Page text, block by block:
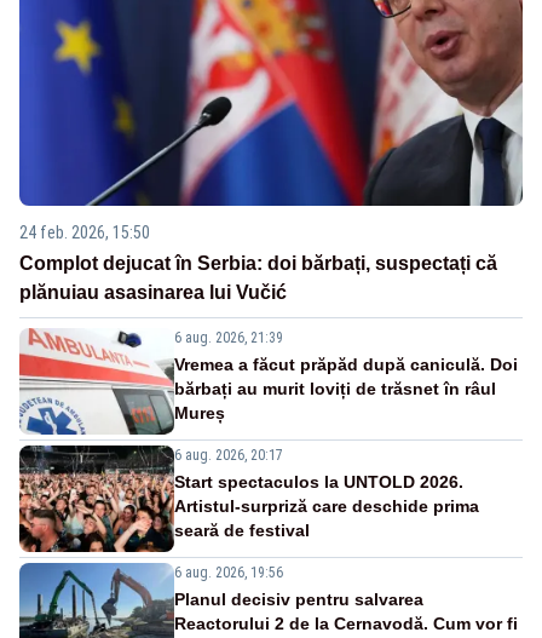
24 feb. 2026, 15:50
Complot dejucat în Serbia: doi bărbați, suspectați că
plănuiau asasinarea lui Vučić
6 aug. 2026, 21:39
Vremea a făcut prăpăd după caniculă. Doi
bărbați au murit loviți de trăsnet în râul
Mureș
6 aug. 2026, 20:17
Start spectaculos la UNTOLD 2026.
Artistul-surpriză care deschide prima
seară de festival
6 aug. 2026, 19:56
Planul decisiv pentru salvarea
Reactorului 2 de la Cernavodă. Cum vor fi